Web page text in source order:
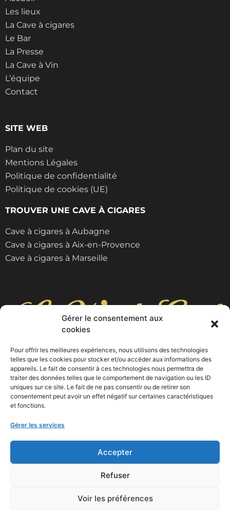
Gérer le consentement aux
cookies
Pour offrir les meilleures expériences, nous utilisons des technologies
telles que les cookies pour stocker et/ou accéder aux informations des
appareils. Le fait de consentir à ces technologies nous permettra de
traiter des données telles que le comportement de navigation ou les ID
uniques sur ce site. Le fait de ne pas consentir ou de retirer son
consentement peut avoir un effet négatif sur certaines caractéristiques
et fonctions.
Gérer les services
Accepter
Refuser
Voir les préférences
Les lieux
La Cave à cigares
Le Bar
La Presse
La Cave à Vin
L’équipe
Contact
SITE WEB
Plan du site
Mentions Légales
Politique de confidentialité
Politique de cookies (UE)
TROUVER UNE CAVE À CIGARES
Cave à cigares à Aubagne
Cave à cigares à Aix-en-Provence
Cave à cigares à Marseille
9 cours Foch, 13400 Aubagne
04 42 03 10 53
Camoin Marketing